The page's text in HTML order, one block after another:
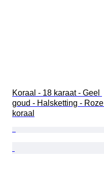
Koraal - 18 karaat - Geel
goud - Halsketting - Roze
koraal